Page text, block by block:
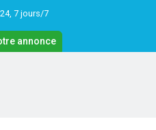
7 jours/7
annonce